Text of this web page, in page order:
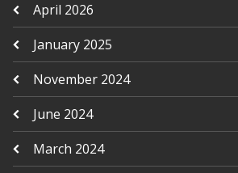
April 2026
January 2025
November 2024
June 2024
March 2024